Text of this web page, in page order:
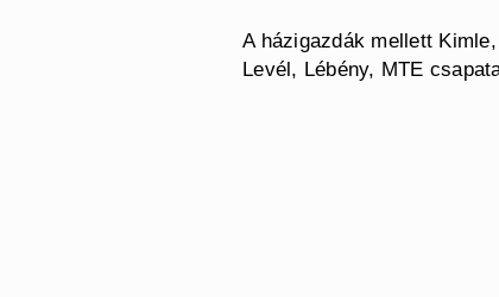
A házigazdák mellett
Levél, Lébény, MTE